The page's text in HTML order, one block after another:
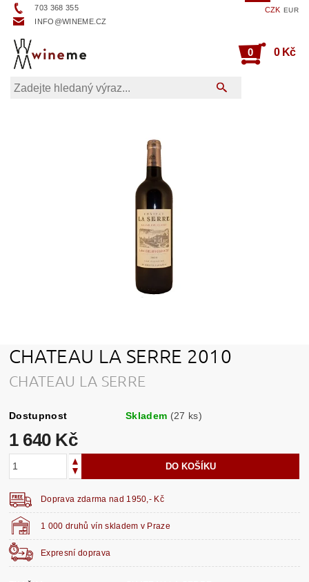
703 368 355
INFO@WINEME.CZ
CZK EUR
0 0 Kč
CHATEAU LA SERRE 2010
CHATEAU LA SERRE
Dostupnost Skladem (27 ks)
1 640 Kč
1 000 druhů vín skladem v Praze
Expresní doprava
Doprava zdarma nad 1950,- Kč